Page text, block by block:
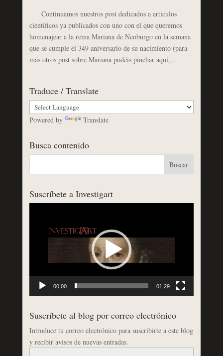
Continuamos nuestros post dedicados a artículos
científicos ya publicados con uno con el que queremos
homenajear a la reina Mariana de Neoburgo en la semana
que se cumple el 349 aniversario de su nacimiento (para
más otros post sobre Mariana podéis pinchar aquí,...
Traduce / Translate
Powered by Translate
Busca contenido
Suscríbete a Investigart
00:00 01:29
Suscríbete al blog por correo electrónico
Introduce tu correo electrónico para suscribirte a este blog
y recibir avisos de nuevas entradas.